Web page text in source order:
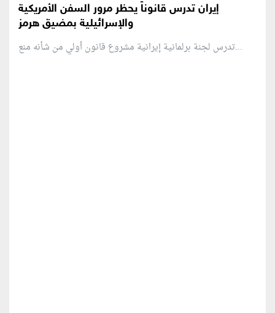
إيران تدرس قانوناً يحظر مرور السفن الأمريكية
والإسرائيلية بمضيق هرمز
تدرس لجنة برلمانية إيرانية مشروع قانون ⁠أولي من شأنه منع...